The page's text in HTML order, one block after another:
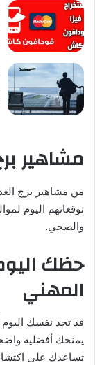
مشاهير
من مشاهير برج
توقعاتهم اليوم
والصحي.
حظك
المهني
قد تجد نفسك اليوم
يمنحك أفضلية
تساعدك على